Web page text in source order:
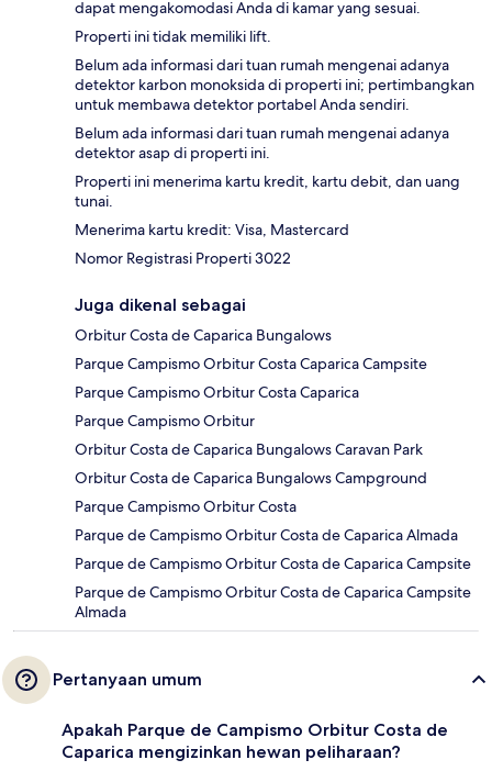
dapat mengakomodasi Anda di kamar yang sesuai.
Properti ini tidak memiliki lift.
Belum ada informasi dari tuan rumah mengenai adanya
detektor karbon monoksida di properti ini; pertimbangkan
untuk membawa detektor portabel Anda sendiri.
Belum ada informasi dari tuan rumah mengenai adanya
detektor asap di properti ini.
Properti ini menerima kartu kredit, kartu debit, dan uang
tunai.
Menerima kartu kredit: Visa, Mastercard
Nomor Registrasi Properti 3022
Juga dikenal sebagai
Orbitur Costa de Caparica Bungalows
Parque Campismo Orbitur Costa Caparica Campsite
Parque Campismo Orbitur Costa Caparica
Parque Campismo Orbitur
Orbitur Costa de Caparica Bungalows Caravan Park
Orbitur Costa de Caparica Bungalows Campground
Parque Campismo Orbitur Costa
Parque de Campismo Orbitur Costa de Caparica Almada
Parque de Campismo Orbitur Costa de Caparica Campsite
Parque de Campismo Orbitur Costa de Caparica Campsite
Almada
Pertanyaan umum
Apakah Parque de Campismo Orbitur Costa de
Caparica mengizinkan hewan peliharaan?